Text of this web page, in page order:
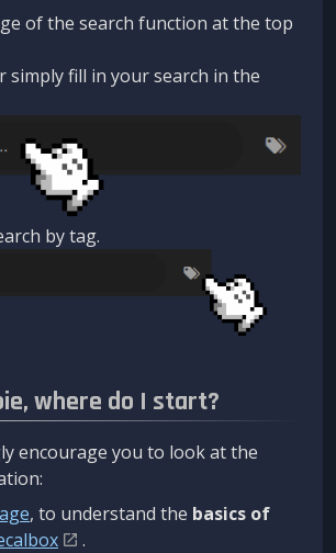
of the search function at the top
simply fill in your search in the
by tag.
where do I start?
encourage you to look at the
, to understand the basics of
.